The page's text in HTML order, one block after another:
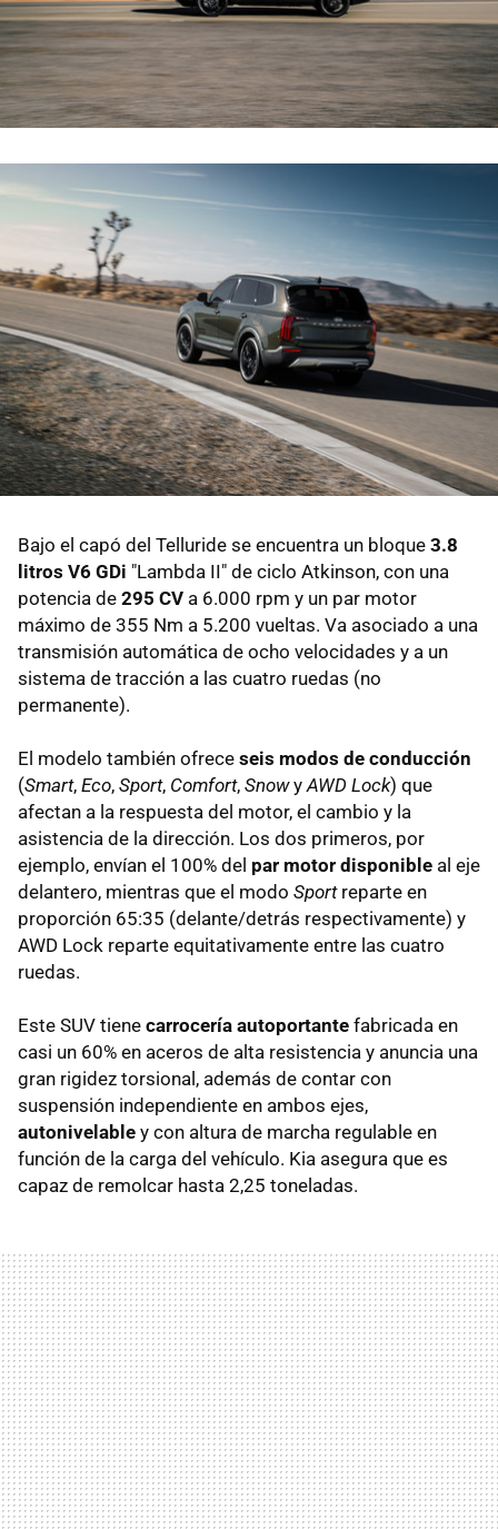
Bajo el capó del Telluride se encuentra un bloque 3.8
litros V6 GDi "Lambda II" de ciclo Atkinson, con una
potencia de 295 CV a 6.000 rpm y un par motor
máximo de 355 Nm a 5.200 vueltas. Va asociado a una
transmisión automática de ocho velocidades y a un
sistema de tracción a las cuatro ruedas (no
permanente).
El modelo también ofrece seis modos de conducción
(Smart, Eco, Sport, Comfort, Snowy AWD Lock) que
afectan a la respuesta del motor, el cambio y la
asistencia de la dirección. Los dos primeros, por
ejemplo, envían el 100% del par motor disponible al eje
delantero, mientras que el modo Sportreparte en
proporción 65:35 (delante/detrás respectivamente) y
AWD Lock reparte equitativamente entre las cuatro
ruedas.
Este SUV tiene carrocería autoportante fabricada en
casi un 60% en aceros de alta resistencia y anuncia una
gran rigidez torsional, además de contar con
suspensión independiente en ambos ejes,
autonivelable y con altura de marcha regulable en
función de la carga del vehículo. Kia asegura que es
capaz de remolcar hasta 2,25 toneladas.